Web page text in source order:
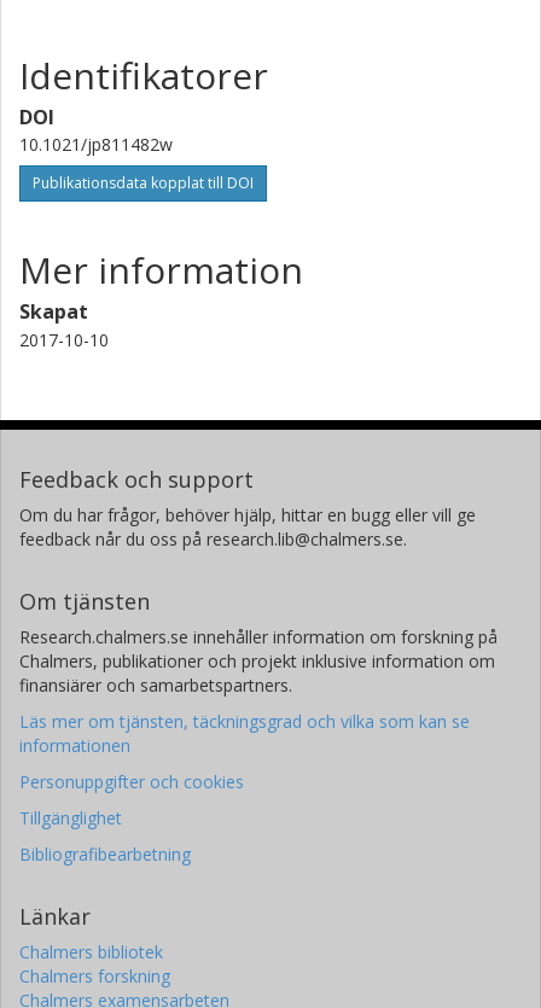
Identifikatorer
DOI
10.1021/jp811482w
Publikationsdata kopplat till DOI
Mer information
Skapat
2017-10-10
Feedback och support
Om du har frågor, behöver hjälp, hittar en bugg eller vill ge
feedback når du oss på research.lib@chalmers.se.
Om tjänsten
Research.chalmers.se innehåller information om forskning på
Chalmers, publikationer och projekt inklusive information om
finansiärer och samarbetspartners.
Läs mer om tjänsten, täckningsgrad och vilka som kan se
informationen
Personuppgifter och cookies
Tillgänglighet
Bibliografibearbetning
Länkar
Chalmers bibliotek
Chalmers forskning
Chalmers examensarbeten